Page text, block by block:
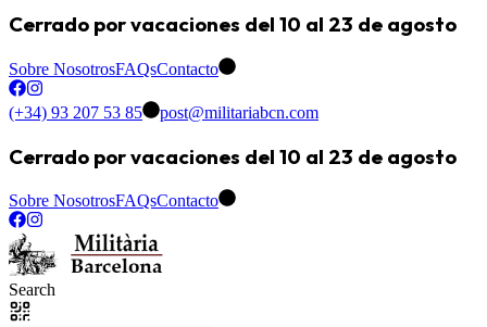
Cerrado por vacaciones del 10 al 23 de agosto
Sobre NosotrosFAQsContacto
(+34) 93 207 53 85 post@militariabcn.com
Cerrado por vacaciones del 10 al 23 de agosto
Sobre NosotrosFAQsContacto
Search